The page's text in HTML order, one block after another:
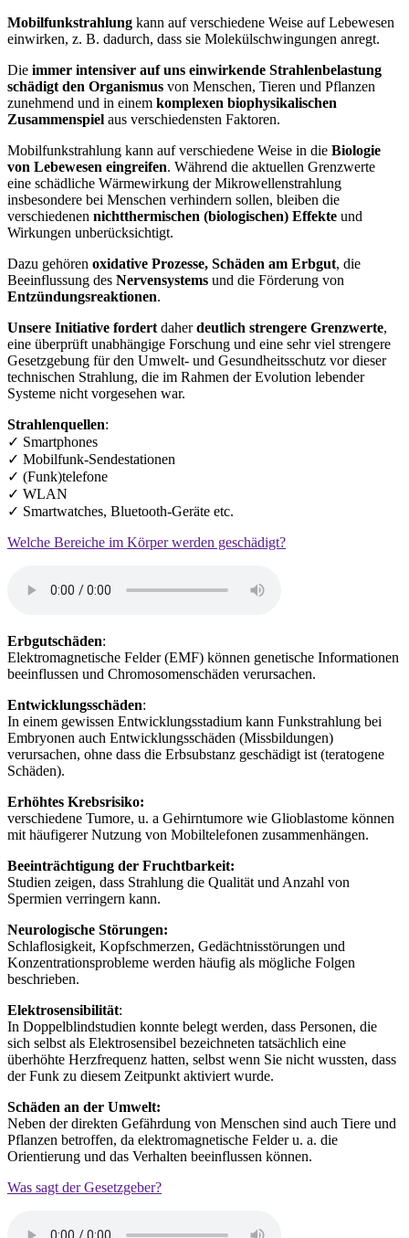
Mobilfunkstrahlung kann auf verschiedene Weise auf Lebewesen
einwirken, z. B. dadurch, dass sie Molekülschwingungen anregt.
Die immer intensiver auf uns einwirkende Strahlenbelastung
schädigt den Organismus von Menschen, Tieren und Pflanzen
zunehmend und in einem komplexen biophysikalischen
Zusammenspiel aus verschiedensten Faktoren.
Mobilfunkstrahlung kann auf verschiedene Weise in die Biologie
von Lebewesen eingreifen. Während die aktuellen Grenzwerte
eine schädliche Wärmewirkung der Mikrowellenstrahlung
insbesondere bei Menschen verhindern sollen, bleiben die
verschiedenen nichtthermischen (biologischen) Effekte und
Wirkungen unberücksichtigt.
Dazu gehören oxidative Prozesse, Schäden am Erbgut, die
Beeinflussung des Nervensystems und die Förderung von
Entzündungsreaktionen.
Unsere Initiative fordert daherdeutlich strengere Grenzwerte,
eine überprüft unabhängige Forschung und eine sehr viel strengere
Gesetzgebung für den Umwelt- und Gesundheitsschutz vor dieser
technischen Strahlung, die im Rahmen der Evolution lebender
Systeme nicht vorgesehen war.
Strahlenquellen:
✓ Smartphones
✓ Mobilfunk-Sendestationen
✓ (Funk)telefone
✓ WLAN
✓ Smartwatches, Bluetooth-Geräte etc.
Welche Bereiche im Körper werden geschädigt?
Erbgutschäden:
Elektromagnetische Felder (EMF) können genetische Informationen
beeinflussen und Chromosomenschäden verursachen.
Entwicklungsschäden:
In einem gewissen Entwicklungsstadium kann Funkstrahlung bei
Embryonen auch Entwicklungsschäden (Missbildungen)
verursachen, ohne dass die Erbsubstanz geschädigt ist (teratogene
Schäden).
Erhöhtes Krebsrisiko:
verschiedene Tumore, u. a Gehirntumore wie Glioblastome können
mit häufigerer Nutzung von Mobiltelefonen zusammenhängen.
Beeinträchtigung der Fruchtbarkeit:
Studien zeigen, dass Strahlung die Qualität und Anzahl von
Spermien verringern kann.
Neurologische Störungen:
Schlaflosigkeit, Kopfschmerzen, Gedächtnisstörungen und
Konzentrationsprobleme werden häufig als mögliche Folgen
beschrieben.
Elektrosensibilität:
In Doppelblindstudien konnte belegt werden, dass Personen, die
sich selbst als Elektrosensibel bezeichneten tatsächlich eine
überhöhte Herzfrequenz hatten, selbst wenn Sie nicht wussten, dass
der Funk zu diesem Zeitpunkt aktiviert wurde.
Schäden an der Umwelt:
Neben der direkten Gefährdung von Menschen sind auch Tiere und
Pflanzen betroffen, da elektromagnetische Felder u. a. die
Orientierung und das Verhalten beeinflussen können.
Was sagt der Gesetzgeber?